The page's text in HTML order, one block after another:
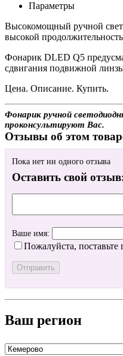
Параметры
Высокомощный ручной
высокой
Фонарик DLED Q5
сдвигания подвижной
Цена. Описание. Купить.
Фонарик ручной
проконсультируют Вас.
Отзывы об этом
Пока нет ни одного отзыва
Оставить свой
Ваше имя:
Пожалуйста, поставьте
Ваш регион